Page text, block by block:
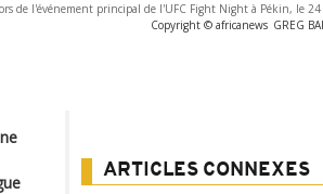
de l'événement principal de l'UFC Fight Night à Pékin, le
Copyright © africanews GREG
ARTICLES CONNEXES